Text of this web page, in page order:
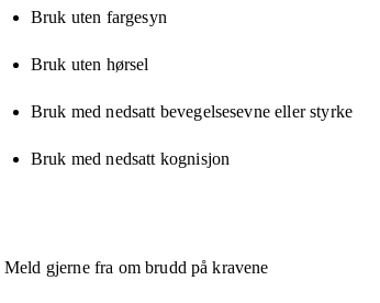
Bruk uten fargesyn
Bruk uten hørsel
Bruk med nedsatt bevegelsesevne eller styrke
Bruk med nedsatt kognisjon
Meld gjerne fra om brudd på kravene